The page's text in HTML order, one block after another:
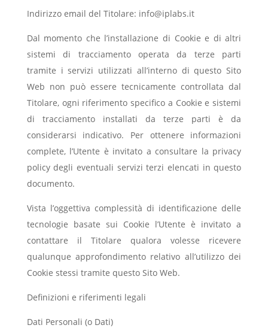
Indirizzo email del Titolare: info@iplabs.it
Dal momento che l’installazione di Cookie e di altri
sistemi di tracciamento operata da terze parti
tramite i servizi utilizzati all’interno di questo Sito
Web non può essere tecnicamente controllata dal
Titolare, ogni riferimento specifico a Cookie e sistemi
di tracciamento installati da terze parti è da
considerarsi indicativo. Per ottenere informazioni
complete, l’Utente è invitato a consultare la privacy
policy degli eventuali servizi terzi elencati in questo
documento.
Vista l’oggettiva complessità di identificazione delle
tecnologie basate sui Cookie l’Utente è invitato a
contattare il Titolare qualora volesse ricevere
qualunque approfondimento relativo all’utilizzo dei
Cookie stessi tramite questo Sito Web.
Definizioni e riferimenti legali
Dati Personali (o Dati)